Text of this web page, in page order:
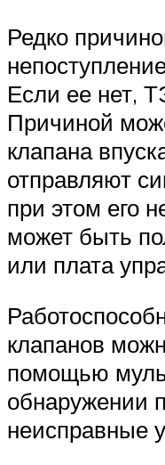
Редко
Если ее нет,
Причиной
клапана
отправляют
при этом его
может быть
или плата
клапанов
помощью
обнаружении
неисправные